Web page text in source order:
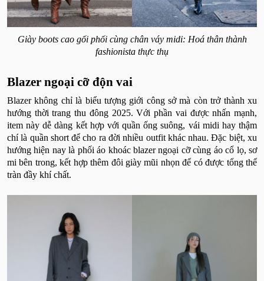
Giày boots cao gối phối cùng chân váy midi: Hoá thân thành
fashionista thực thụ
Blazer ngoại cỡ độn vai
Blazer không chỉ là biểu tượng giới công sở mà còn trở thành xu
hướng thời trang thu đông 2025. Với phần vai được nhấn mạnh,
item này dễ dàng kết hợp với quần ống suông, vái midi hay thậm
chí là quần short để cho ra đời nhiều outfit khác nhau. Đặc biệt, xu
hướng hiện nay là phối áo khoác blazer ngoại cỡ cùng áo cổ lọ, sơ
mi bên trong, kết hợp thêm đôi giày mũi nhọn để có được tổng thể
tràn đầy khí chất.